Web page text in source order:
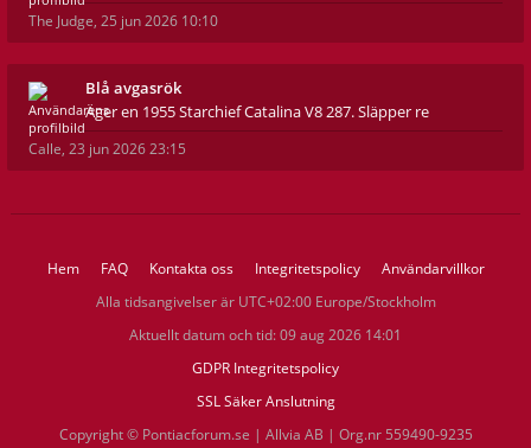
The Judge, 25 jun 2026 10:10
Blå avgasrök
Äger en 1955 Starchief Catalina V8 287. Släpper re
Calle, 23 jun 2026 23:15
Hem FAQ Kontakta oss Integritetspolicy
Användarvillkor
Alla tidsangivelser är UTC+02:00 Europe/Stockholm
Aktuellt datum och tid: 09 aug 2026 14:01
GDPR Integritetspolicy
SSL Säker Anslutning
Copyright © Pontiacforum.se | Allvia AB | Org.nr 559490-9235